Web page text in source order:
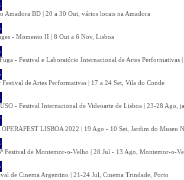
Amadora BD | 20 a 30 Out, vários locais na Amadora
- Momento II | 8 Out a 6 Nov, Lisboa
- Festival e Laboratório Internacional de Artes Performativas
Festival de Artes Performativas | 17 a 24 Set, Vila do Conde
- Festival Internacional de Videoarte de Lisboa | 23-28 Ago,
OPERAFEST LISBOA 2022 | 19 Ago - 10 Set, Jardim do Museu
Festival de Montemor-o-Velho | 28 Jul - 13 Ago, Montemor-o-
de Cinema Argentino | 21-24 Jul, Cinema Trindade, Porto